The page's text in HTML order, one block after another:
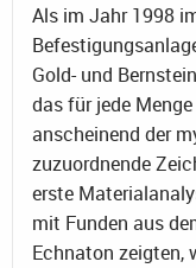
Als im Jahr 1998
Gold- und
das für jede
anscheinend der
zuzuordnende
erste
mit Funden aus
Echnaton zeigten,